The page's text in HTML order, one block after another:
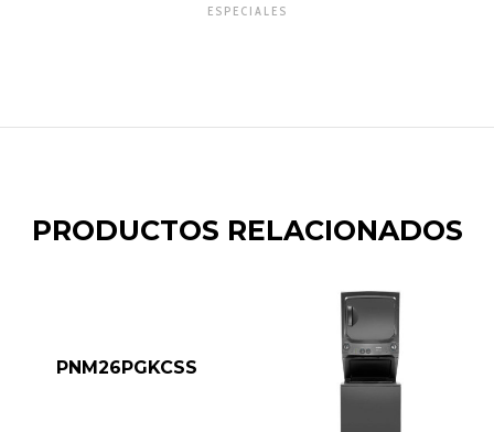
ESPECIALES
PRODUCTOS RELACIONADOS
PNM26PGKCSS